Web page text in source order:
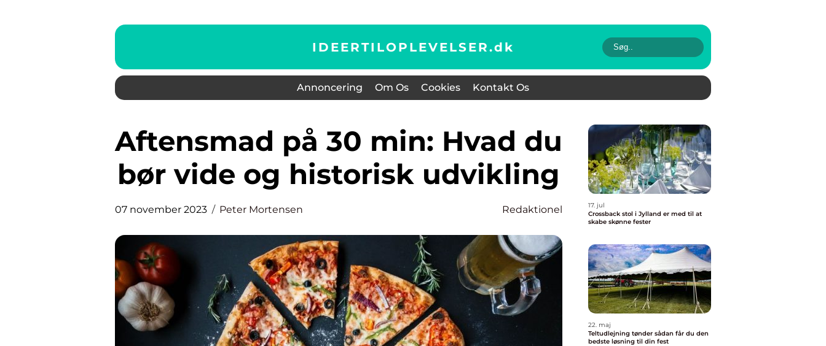
IDEERTILOPLEVELSER.dk
Annoncering Om Os Cookies Kontakt Os
Aftensmad på 30 min: Hvad du
bør vide og historisk udvikling
07 november 2023 Peter Mortensen Redaktionel
17. jul
Crossback stol i Jylland er med til at
skabe skønne fester
22. maj
Teltudlejning tønder sådan får du den
bedste løsning til din fest